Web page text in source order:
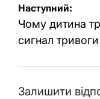
Наступний:
Чому дитина
сигнал тривоги
Залишити